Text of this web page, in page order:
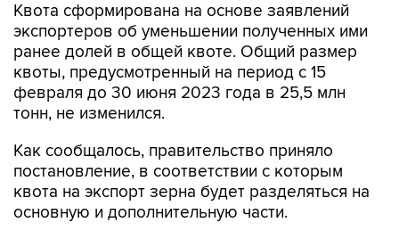
Квота сформирована на основе заявлений
экспортеров об уменьшении полученных ими
ранее долей в общей квоте. Общий размер
квоты, предусмотренный на период с 15
февраля до 30 июня 2023 года в 25,5 млн
тонн, не изменился.
Как сообщалось, правительство приняло
постановление, в соответствии с которым
квота на экспорт зерна будет разделяться на
основную и дополнительную части.